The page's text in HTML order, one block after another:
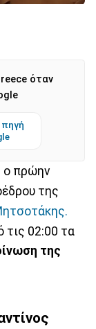
όταν
ο πρώην
της
τις 02:00 τα
της